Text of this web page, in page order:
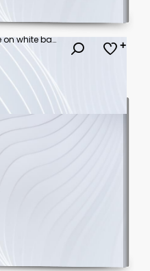
Cute 3d render cat cartoon style on white background